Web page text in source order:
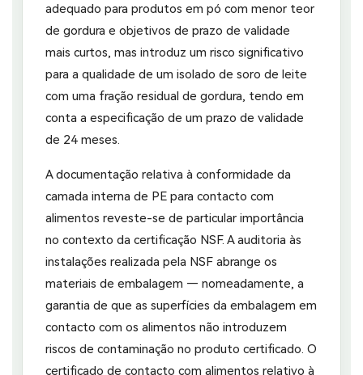
adequado para produtos em pó com menor teor
de gordura e objetivos de prazo de validade
mais curtos, mas introduz um risco significativo
para a qualidade de um isolado de soro de leite
com uma fração residual de gordura, tendo em
conta a especificação de um prazo de validade
de 24 meses.
A documentação relativa à conformidade da
camada interna de PE para contacto com
alimentos reveste-se de particular importância
no contexto da certificação NSF. A auditoria às
instalações realizada pela NSF abrange os
materiais de embalagem — nomeadamente, a
garantia de que as superfícies da embalagem em
contacto com os alimentos não introduzem
riscos de contaminação no produto certificado. O
certificado de contacto com alimentos relativo à